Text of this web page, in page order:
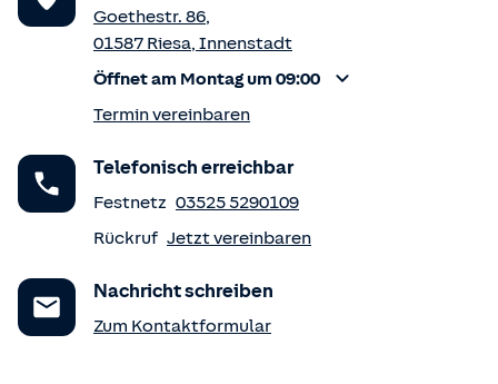
Goethestr. 86,
01587 Riesa, Innenstadt
Öffnet am Montag um 09:00
Termin vereinbaren
Telefonisch erreichbar
Festnetz 03525 5290109
Rückruf Jetzt vereinbaren
Nachricht schreiben
Zum Kontaktformular